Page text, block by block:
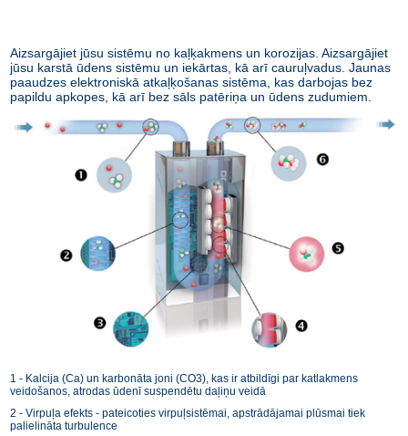
Aizsargājiet jūsu sistēmu no kaļķakmens un korozijas. Aizsargājiet
jūsu karstā ūdens sistēmu un iekārtas, kā arī cauruļvadus. Jaunas
paaudzes elektroniskā atkaļķošanas sistēma, kas darbojas bez
papildu apkopes, kā arī bez sāls patēriņa un ūdens zudumiem.
1 - Kalcija (Ca) un karbonāta joni (CO3), kas ir atbildīgi par katlakmens
veidošanos, atrodas ūdenī suspendētu daļiņu veidā
2 - Virpuļa efekts - pateicoties virpuļsistēmai, apstrādājamai plūsmai tiek
palielināta turbulence